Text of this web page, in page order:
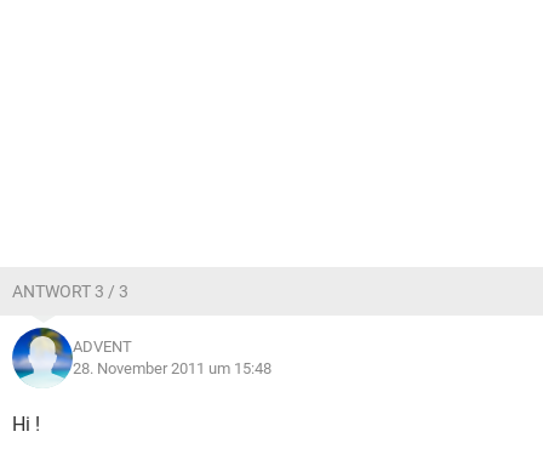
ANTWORT 3 / 3
ADVENT
28. November 2011 um 15:48
Hi !